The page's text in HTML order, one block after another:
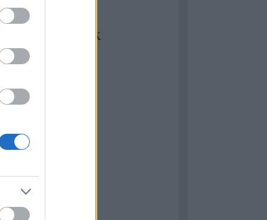
szívesen
nézünk/olvasunk
szerint
Joint
Mánia app
meg az ember!
& Calzone